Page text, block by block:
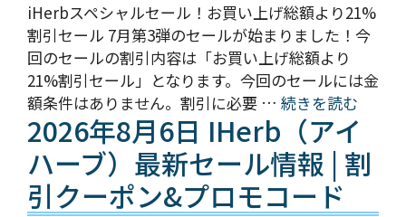
iHerbスペシャルセール！お買い上げ総額より21%
割引セール 7月第3弾のセールが始まりました！今
回のセールの割引内容は「お買い上げ総額より
21%割引セール」となります。今回のセールには金
額条件はありません。割引に必要 … 続きを読む
2026年8月6日 IHerb（アイ
ハーブ）最新セール情報 | 割
引クーポン&プロモコード